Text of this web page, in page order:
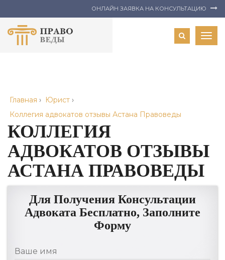
ОНЛАЙН ЗАЯВКА НА КОНСУЛЬТАЦИЮ
Главная › Юрист ›
Коллегия адвокатов отзывы Астана Правоведы
КОЛЛЕГИЯ
АДВОКАТОВ ОТЗЫВЫ
АСТАНА ПРАВОВЕДЫ
Для Получения Консультации
Адвоката Бесплатно, Заполните
Форму